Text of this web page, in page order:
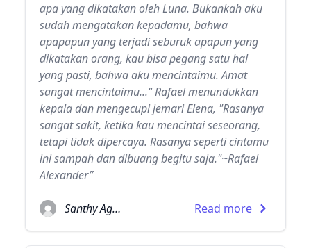
apa yang dikatakan oleh Luna. Bukankah aku
sudah mengatakan kepadamu, bahwa
apapapun yang terjadi seburuk apapun yang
dikatakan orang, kau bisa pegang satu hal
yang pasti, bahwa aku mencintaimu. Amat
sangat mencintaimu..." Rafael menundukkan
kepala dan mengecupi jemari Elena, "Rasanya
sangat sakit, ketika kau mencintai seseorang,
tetapi tidak dipercaya. Rasanya seperti cintamu
ini sampah dan dibuang begitu saja."~Rafael
Alexander”
Santhy Agatha Read more